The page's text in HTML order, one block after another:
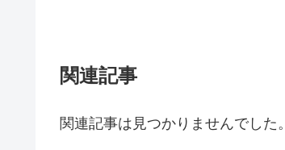
関連記事
関連記事は見つかりませんでした。